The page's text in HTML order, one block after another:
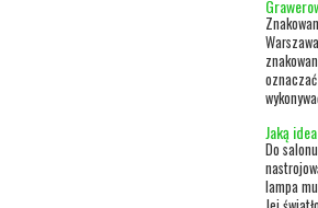
Jaką
Do
lampa